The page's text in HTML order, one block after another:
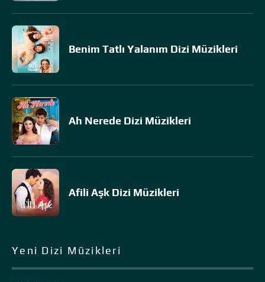
Benim Tatlı Yalanım Dizi Müzikleri
Ah Nerede Dizi Müzikleri
Afili Aşk Dizi Müzikleri
Yeni Dizi Müzikleri